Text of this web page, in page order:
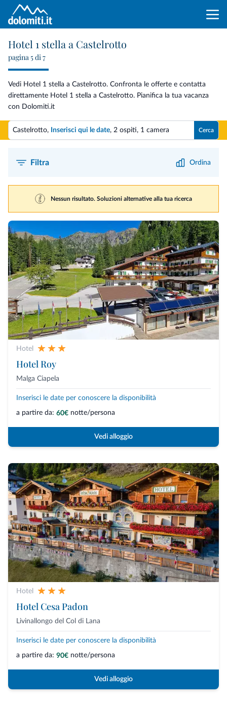
Hotel 1 stella a Castelrotto
pagina 5 di 7
Vedi Hotel 1 stella a Castelrotto. Confronta le offerte e contatta
direttamente Hotel 1 stella a Castelrotto. Pianifica la tua vacanza
con Dolomiti.it
Castelrotto, Inserisci qui le date, 2 ospiti, 1 camera Cerca
Filtra Ordina
Nessun risultato. Soluzioni alternative alla tua ricerca
Hotel
Hotel Roy
Malga Ciapela
Inserisci le date per conoscere la disponibilità
a partire da: 60€ notte/persona
Vedi alloggio
Hotel
Hotel Cesa Padon
Livinallongo del Col di Lana
Inserisci le date per conoscere la disponibilità
a partire da: 90€ notte/persona
Vedi alloggio